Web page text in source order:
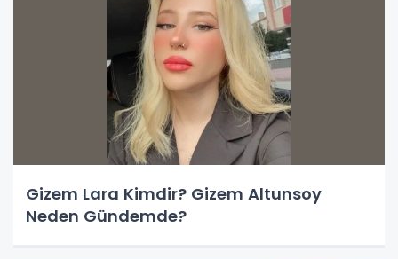
Gizem Lara Kimdir? Gizem Altunsoy
Neden Gündemde?